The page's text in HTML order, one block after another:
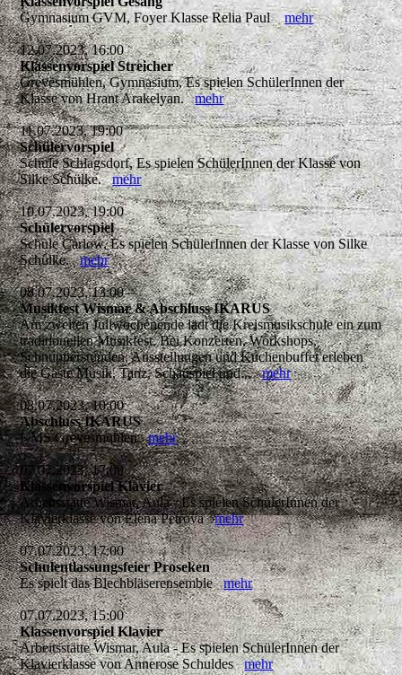
Gymnasium GVM, Foyer Klasse Relia Paulmehr
12.07.2023, 16:00
Klassenvorspiel Streicher
Grevesmühlen, Gymnasium, Es spielen SchülerInnen der
Klasse von Hrant Arakelyan.mehr
11.07.2023, 19:00
Schülervorspiel
Schule Schlagsdorf, Es spielen SchülerInnen der Klasse von
Silke Schülke.mehr
10.07.2023, 19:00
Schülervorspiel
Schule Carlow, Es spielen SchülerInnen der Klasse von Silke
Schülke.mehr
08.07.2023, 13:00
Musikfest Wismar & Abschluss IKARUS
Am zweiten Juliwochenende lädt die Kreismusikschule ein zum
traditionellen Musikfest. Bei Konzerten, Workshops,
Schnupperstunden, Ausstellungen und Kuchenbuffet erleben
die Gäste Musik, Tanz, Schauspiel und...mehr
08.07.2023, 10:00
Abschluss IKARUS
KMS Grevesmühlenmehr
07.07.2023, 17:00
Klassenvorspiel Klavier
Arbeitsstätte Wismar, Aula - Es spielen SchülerInnen der
Klavierklasse von Elena Petrovamehr
07.07.2023, 17:00
Schulentlassungsfeier Proseken
Es spielt das Blechbläserensemblemehr
07.07.2023, 15:00
Klassenvorspiel Klavier
Arbeitsstätte Wismar, Aula - Es spielen SchülerInnen der
Klavierklasse von Annerose Schuldesmehr